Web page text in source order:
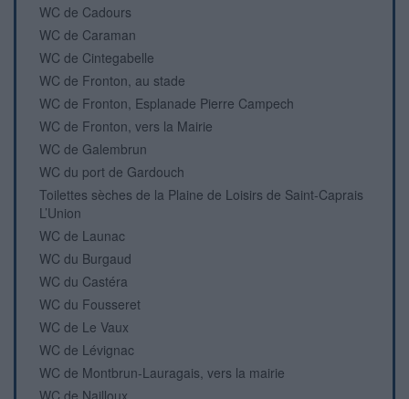
WC de Cadours
WC de Caraman
WC de Cintegabelle
WC de Fronton, au stade
WC de Fronton, Esplanade Pierre Campech
WC de Fronton, vers la Mairie
WC de Galembrun
WC du port de Gardouch
Toilettes sèches de la Plaine de Loisirs de Saint-Caprais
L’Union
WC de Launac
WC du Burgaud
WC du Castéra
WC du Fousseret
WC de Le Vaux
WC de Lévignac
WC de Montbrun-Lauragais, vers la mairie
WC de Nailloux